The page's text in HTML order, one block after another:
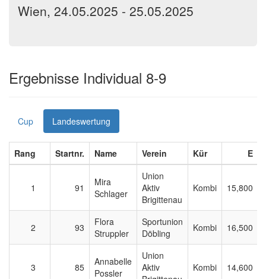
Wien, 24.05.2025 - 25.05.2025
Ergebnisse Individual 8-9
Cup Landeswertung
Rang Startnr. Name Verein Kür E
1 91
Mira
Schlager
Union
Aktiv
Brigittenau
Kombi 15,800
2 93
Flora
Struppler
Sportunion
Döbling
Kombi 16,500
3 85
Annabelle
Possler
Union
Aktiv
Kombi 14,600